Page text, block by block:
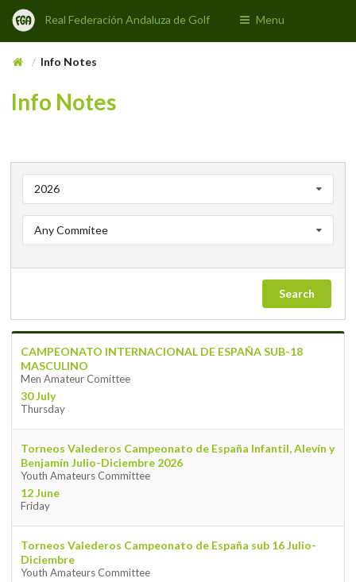
Real Federación Andaluza de Golf Menu
/ Info Notes
Info Notes
2026
Any Commitee
Search
CAMPEONATO INTERNACIONAL DE ESPAÑA SUB-18
MASCULINO
Men Amateur Comittee
30 July
Thursday
Torneos Valederos Campeonato de España Infantil, Alevín y
Benjamín Julio-Diciembre 2026
Youth Amateurs Committee
12 June
Friday
Torneos Valederos Campeonato de España sub 16 Julio-
Diciembre
Youth Amateurs Committee